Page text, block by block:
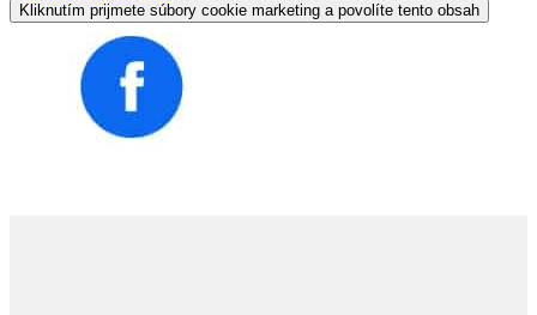
Kliknutím prijmete súbory cookie marketing a povolíte tento obsah